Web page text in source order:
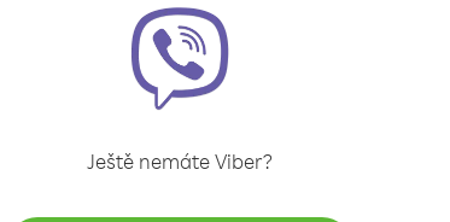
Ještě nemáte Viber?